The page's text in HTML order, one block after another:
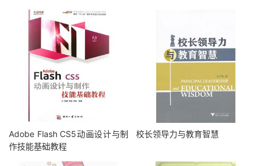
Adobe Flash CS5动画设计与制
作技能基础教程
校长领导力与教育智慧